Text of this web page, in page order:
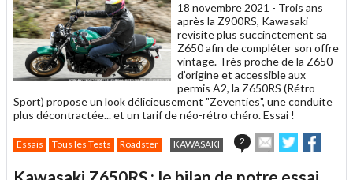
18 novembre 2021 - Trois ans
après la Z900RS, Kawasaki
revisite plus succinctement sa
Z650 afin de compléter son offre
vintage. Très proche de la Z650
d’origine et accessible aux
permis A2, la Z650RS (Rétro
Sport) propose un look délicieusement "Zeventies", une conduite
plus décontractée... et un tarif de néo-rétro chéro. Essai !
Essais Tous les Tests Roadster KAWASAKI 2
Envoyer
cet
Partager
sur sur